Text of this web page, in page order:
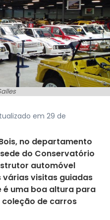
em 29 de
no departamento
do Conservatório
automóvel
visitas guiadas
é uma boa altura para
de carros